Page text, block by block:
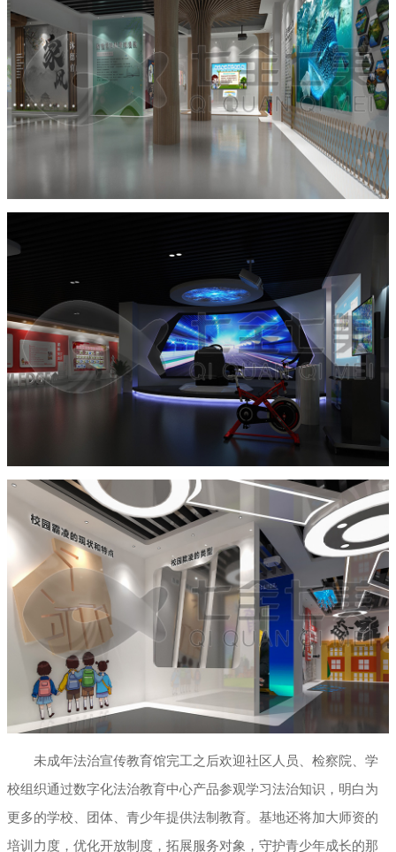
未成年法治宣传教育馆完工之后欢迎社区人员、检察院、学
校组织通过数字化法治教育中心产品参观学习法治知识，明白为
更多的学校、团体、青少年提供法制教育。基地还将加大师资的
培训力度，优化开放制度，拓展服务对象，守护青少年成长的那